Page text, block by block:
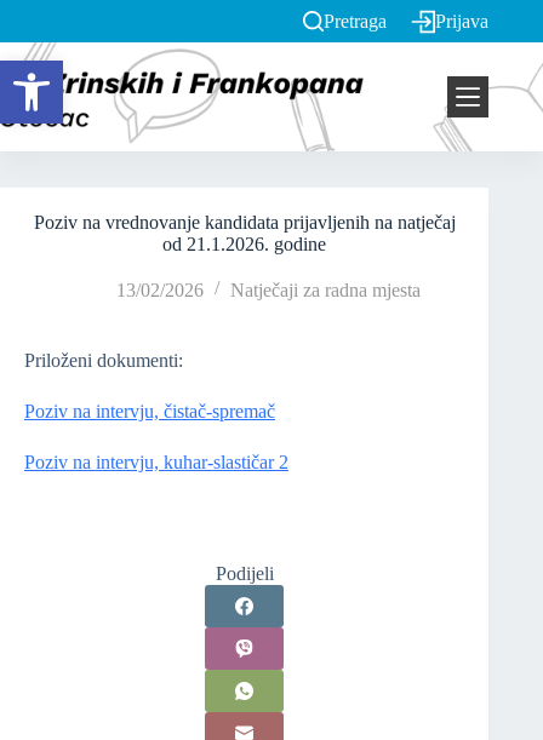
Open toolbar
Pretraga Prijava
Poziv na vrednovanje kandidata prijavljenih na natječaj
od 21.1.2026. godine
13/02/2026 Natječaji za radna mjesta
Priloženi dokumenti:
Poziv na intervju, čistač-spremač
Poziv na intervju, kuhar-slastičar 2
Podijeli